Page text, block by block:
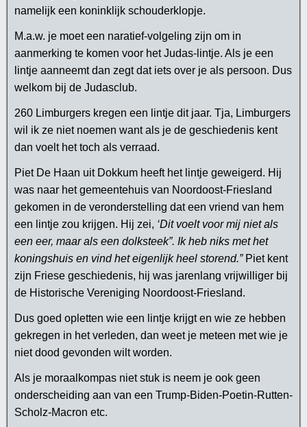
namelijk een koninklijk schouderklopje.
M.a.w. je moet een naratief-volgeling zijn om in
aanmerking te komen voor het Judas-lintje. Als je een
lintje aanneemt dan zegt dat iets over je als persoon. Dus
welkom bij de Judasclub.
260 Limburgers kregen een lintje dit jaar. Tja, Limburgers
wil ik ze niet noemen want als je de geschiedenis kent
dan voelt het toch als verraad.
Piet De Haan uit Dokkum heeft het lintje geweigerd. Hij
was naar het gemeentehuis van Noordoost-Friesland
gekomen in de veronderstelling dat een vriend van hem
een lintje zou krijgen. Hij zei, ‘Dit voelt voor mij niet als
een eer, maar als een dolksteek”. Ik heb niks met het
koningshuis en vind het eigenlijk heel storend.” Piet kent
zijn Friese geschiedenis, hij was jarenlang vrijwilliger bij
de Historische Vereniging Noordoost-Friesland.
Dus goed opletten wie een lintje krijgt en wie ze hebben
gekregen in het verleden, dan weet je meteen met wie je
niet dood gevonden wilt worden.
Als je moraalkompas niet stuk is neem je ook geen
onderscheiding aan van een Trump-Biden-Poetin-Rutten-
Scholz-Macron etc.